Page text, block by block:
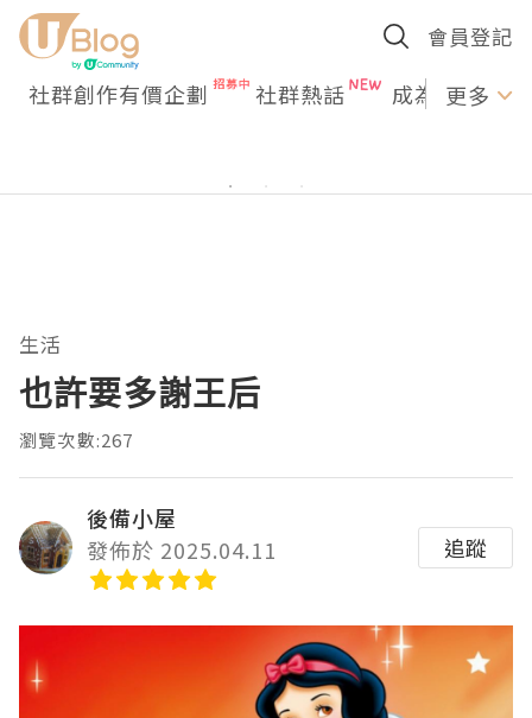
會員登記
社群創作有價企劃 社群熱話 成為U更多
生活
也許要多謝王后
瀏覽次數:267
後備小屋
發佈於 2025.04.11
追蹤